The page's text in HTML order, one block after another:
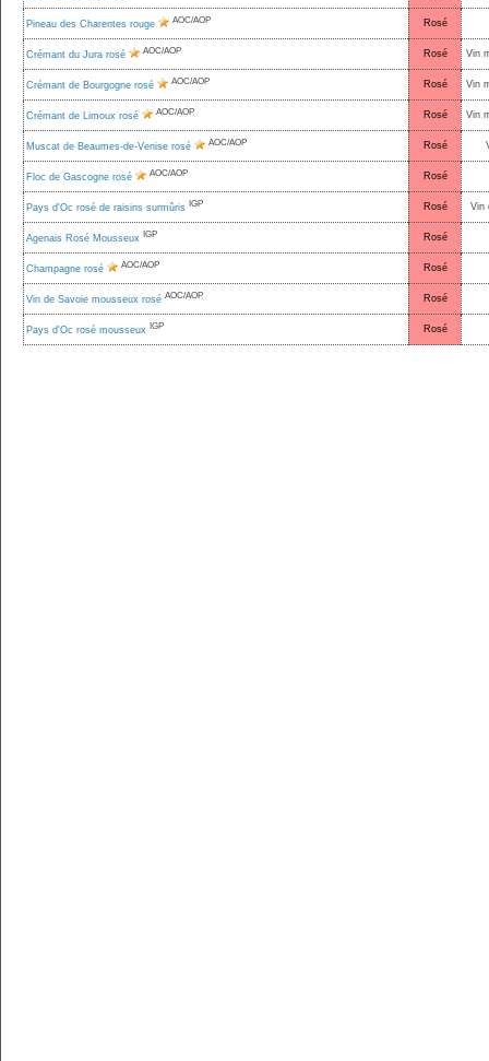
Pineau des Charentes rouge AOC/AOP Rosé
Crémant du Jura rosé AOC/AOP Rosé Vin
Crémant de Bourgogne rosé AOC/AOP Rosé Vin
Crémant de Limoux rosé AOC/AOP Rosé Vin
Muscat de Beaumes-de-Venise rosé AOC/AOP Rosé
Floc de Gascogne rosé AOC/AOP Rosé
Pays d'Oc rosé de raisins surmûris IGP Rosé Vin
Agenais Rosé Mousseux IGP Rosé
Champagne rosé AOC/AOP Rosé
Vin de Savoie mousseux rosé AOC/AOP Rosé
Pays d'Oc rosé mousseux IGP Rosé